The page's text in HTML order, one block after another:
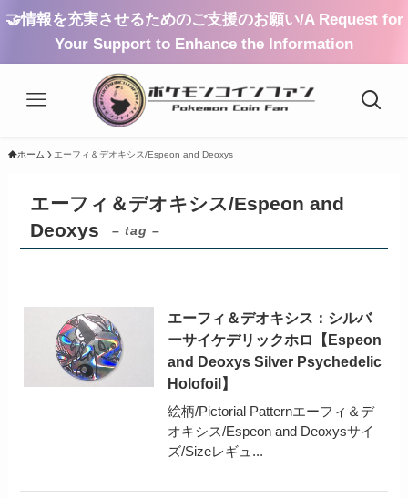
🤝情報を充実させるためのご支援のお願い/A Request for
Your Support to Enhance the Information
ホーム エーフィ＆デオキシス/Espeon and Deoxys
エーフィ＆デオキシス/Espeon and
Deoxys
– tag –
エーフィ＆デオキシス：シルバ
ーサイケデリックホロ【Espeon
and Deoxys Silver Psychedelic
Holofoil】
絵柄/Pictorial Patternエーフィ＆デ
オキシス/Espeon and Deoxysサイ
ズ/Sizeレギュ...